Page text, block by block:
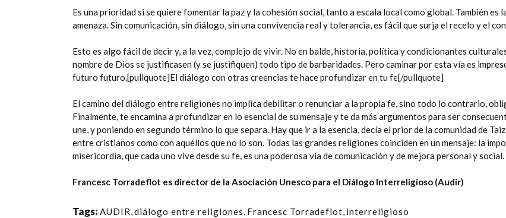
Es una prioridad si se quiere fomentar la paz y la cohesión social, tanto a escala local como global. También
amenaza. Sin comunicación, sin diálogo, sin una convivencia real y tolerancia, es fácil que surja el recelo y el
Esto es algo fácil de decir y, a la vez, complejo de vivir. No en balde, historia, política y condicionantes
nombre de Dios se justificasen (y se justifiquen) todo tipo de barbaridades. Pero caminar por esta vía es
futuro futuro.[pullquote]El diálogo con otras creencias te hace profundizar en tu fe[/pullquote]
El camino del diálogo entre religiones no implica debilitar o renunciar a la propia fe, sino todo lo contrario,
Finalmente, te encamina a profundizar en lo esencial de su mensaje y te da más argumentos para ser
une, y poniendo en segundo término lo que separa. Hay que ir a la esencia, decía el prior de la comunidad de
entre cristianos como con aquéllos que no lo son. Todas las grandes religiones coinciden en un mensaje: la
misericordia, que cada uno vive desde su fe, es una poderosa vía de comunicación y de mejora personal y
Francesc Torradeflot es director de la Asociación Unesco para el Diálogo Interreligioso (Audir)
Tags: AUDIR,diálogo entre religiones, Francesc Torradeflot, interreligioso